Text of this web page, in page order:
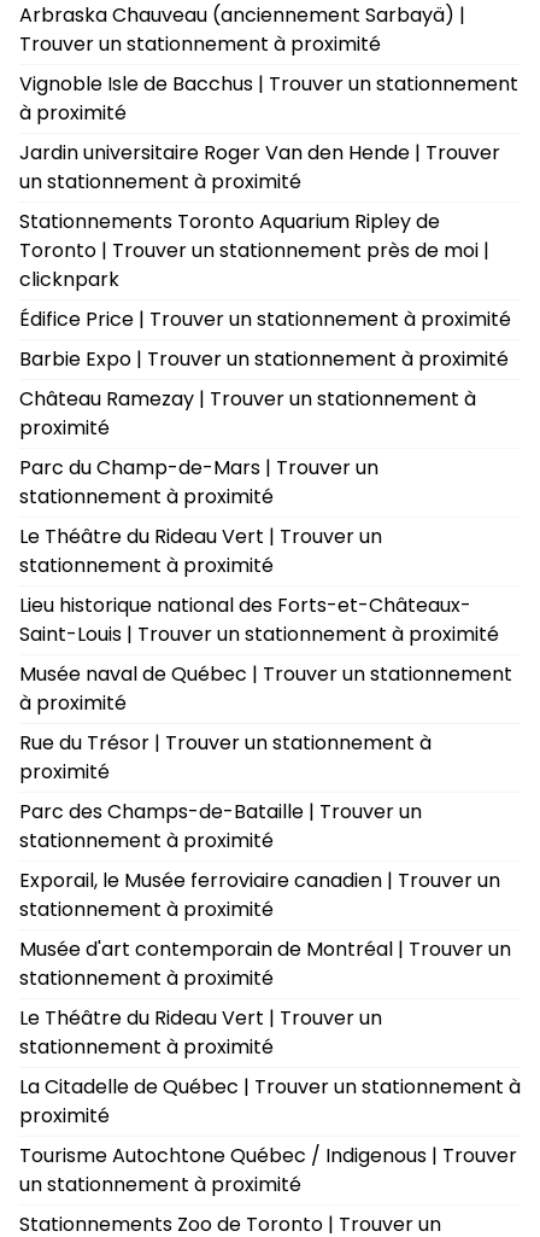
Arbraska Chauveau (anciennement Sarbayä) |
Trouver un stationnement à proximité
Vignoble Isle de Bacchus | Trouver un stationnement
à proximité
Jardin universitaire Roger Van den Hende | Trouver
un stationnement à proximité
Stationnements Toronto Aquarium Ripley de
Toronto | Trouver un stationnement près de moi |
clicknpark
Édifice Price | Trouver un stationnement à proximité
Barbie Expo | Trouver un stationnement à proximité
Château Ramezay | Trouver un stationnement à
proximité
Parc du Champ-de-Mars | Trouver un
stationnement à proximité
Le Théâtre du Rideau Vert | Trouver un
stationnement à proximité
Lieu historique national des Forts-et-Châteaux-
Saint-Louis | Trouver un stationnement à proximité
Musée naval de Québec | Trouver un stationnement
à proximité
Rue du Trésor | Trouver un stationnement à
proximité
Parc des Champs-de-Bataille | Trouver un
stationnement à proximité
Exporail, le Musée ferroviaire canadien | Trouver un
stationnement à proximité
Musée d'art contemporain de Montréal | Trouver un
stationnement à proximité
Le Théâtre du Rideau Vert | Trouver un
stationnement à proximité
La Citadelle de Québec | Trouver un stationnement à
proximité
Tourisme Autochtone Québec / Indigenous | Trouver
un stationnement à proximité
Stationnements Zoo de Toronto | Trouver un